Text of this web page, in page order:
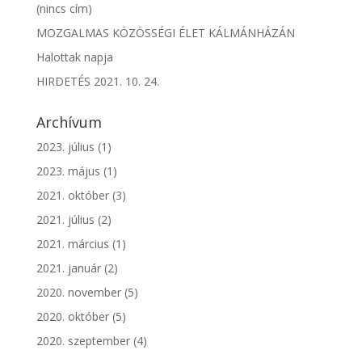
(nincs cím)
MOZGALMAS KÖZÖSSÉGI ÉLET KÁLMÁNHÁZÁN
Halottak napja
HIRDETÉS 2021. 10. 24.
Archívum
2023. július (1)
2023. május (1)
2021. október(3)
2021. július (2)
2021. március (1)
2021. január(2)
2020. november(5)
2020. október(5)
2020. szeptember(4)